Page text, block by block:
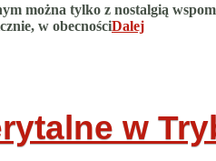
można tylko z nostalgią
w obecnościDalej
w